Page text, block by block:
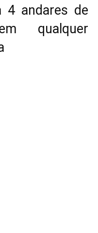
andares de
qualquer